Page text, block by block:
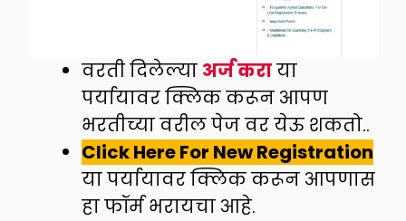
वरती दिलेल्या अर्ज कराया
पर्यायावर क्लिक करून आपण
भरतीच्या वरील पेज वर येऊ शकतो..
Click Here For New Registration
या पर्यायावर क्लिक करून आपणास
हा फॉर्म भरायचा आहे.